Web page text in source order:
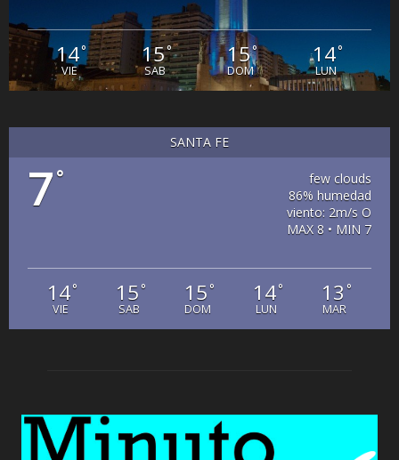
14°
VIE
15°
SAB
15°
DOM
14°
LUN
SANTA FE
7°
few clouds
86% humedad
viento: 2m/s O
MAX 8 • MIN 7
14°
VIE
15°
SAB
15°
DOM
14°
LUN
13 °
MAR